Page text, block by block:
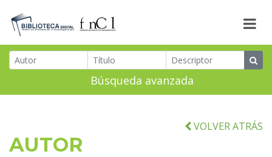
Búsqueda avanzada
VOLVER ATRÁS
AUTOR